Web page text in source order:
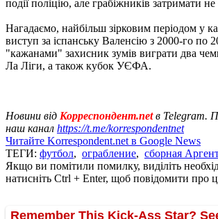
події поліцію, але грабіжників затримати
Нагадаємо, найбільш зірковим періодом у
виступ за іспанську Валенсію з 2000-го по
"кажанами" захисник зумів виграти два
Ла Ліги, а також кубок УЄФА.
Новини від Корреспондент.netв Telegram.
наш канал https://t.me/korrespondentnet
Читайте Korrespondent.net в Google News
ТЕГИ: футбол, ограбление, сборная
Якщо ви помітили помилку, виділіть
натисніть Ctrl + Enter, щоб повідомити про